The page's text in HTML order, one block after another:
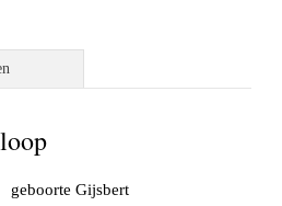
geboorte Gijsbert